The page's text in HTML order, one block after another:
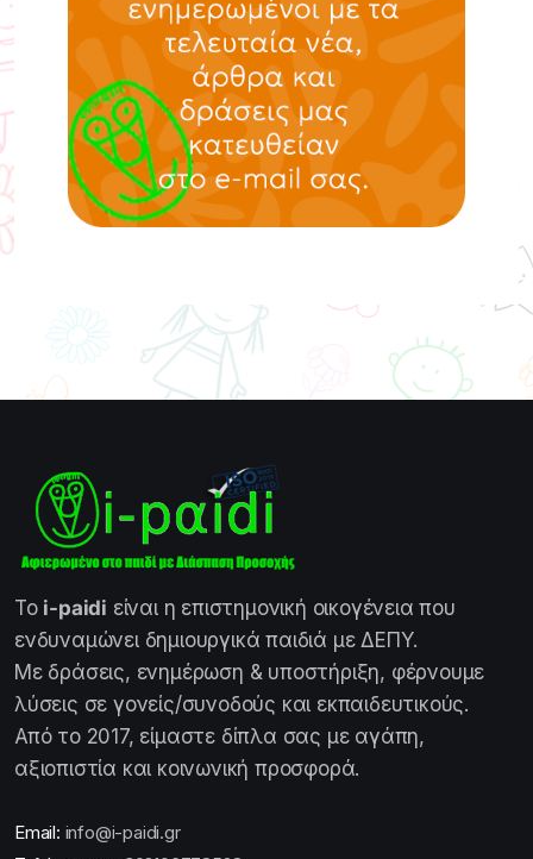
Το i-paidi είναι η επιστημονική οικογένεια που
ενδυναμώνει δημιουργικά παιδιά με ΔΕΠΥ.
Με δράσεις, ενημέρωση & υποστήριξη, φέρνουμε
λύσεις σε γονείς/συνοδούς και εκπαιδευτικούς.
Από το 2017, είμαστε δίπλα σας με αγάπη,
αξιοπιστία και κοινωνική προσφορά.
Email: info@i-paidi.gr